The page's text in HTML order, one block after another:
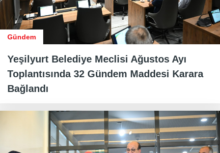
Gündem
Yeşilyurt Belediye Meclisi Ağustos Ayı
Toplantısında 32 Gündem Maddesi Karara
Bağlandı